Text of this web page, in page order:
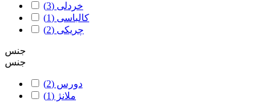
خردلی (3)
کالباسی (1)
چریکی (2)
جنس
جنس
دورس (2)
ملانژ (1)